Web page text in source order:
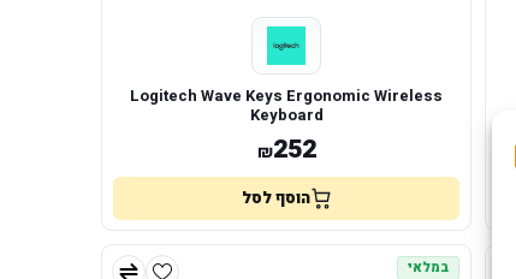
Logitech Wave Keys Ergonomic Wireless
Keyboard
₪252
הוסף לסל
במלאי